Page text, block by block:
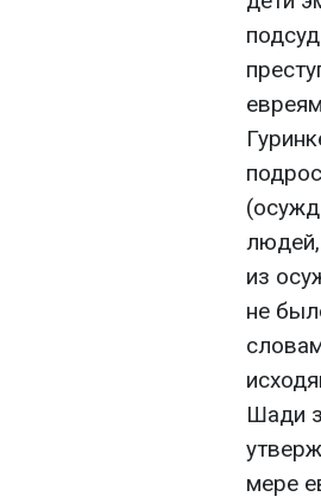
из
не
Шади
мере